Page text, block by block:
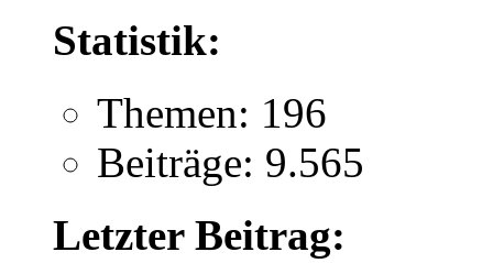
Statistik:
Themen: 196
Beiträge: 9.565
Letzter Beitrag: